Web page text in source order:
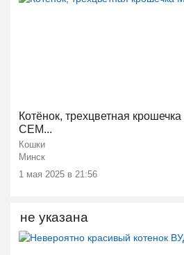
Котёнок, трехцветная
СЕМ...
Кошки
Минск
1 мая 2025 в 21:56
не указана